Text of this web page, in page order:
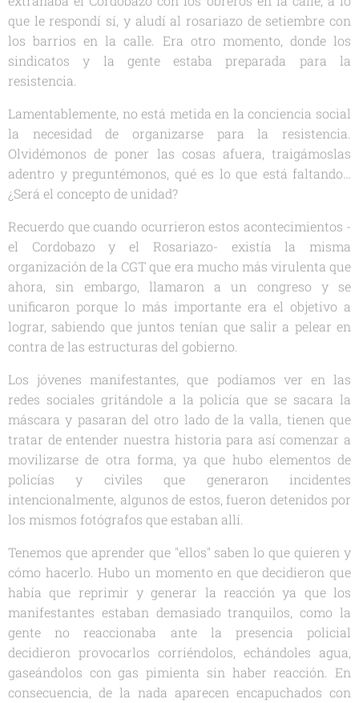
que le respondí sí, y aludí al rosariazo de setiembre con
los barrios en la calle. Era otro momento, donde los
sindicatos y la gente estaba preparada para la
resistencia.
Lamentablemente, no está metida en la conciencia social
la necesidad de organizarse para la resistencia.
Olvidémonos de poner las cosas afuera, traigámoslas
adentro y preguntémonos, qué es lo que está faltando…
¿Será el concepto de unidad?
Recuerdo que cuando ocurrieron estos acontecimientos -
el Cordobazo y el Rosariazo- existía la misma
organización de la CGT que era mucho más virulenta que
ahora, sin embargo, llamaron a un congreso y se
unificaron porque lo más importante era el objetivo a
lograr, sabiendo que juntos tenían que salir a pelear en
contra de las estructuras del gobierno.
Los jóvenes manifestantes, que podíamos ver en las
redes sociales gritándole a la policía que se sacara la
máscara y pasaran del otro lado de la valla, tienen que
tratar de entender nuestra historia para así comenzar a
movilizarse de otra forma, ya que hubo elementos de
policías y civiles que generaron incidentes
intencionalmente, algunos de estos, fueron detenidos por
los mismos fotógrafos que estaban allí.
Tenemos que aprender que "ellos" saben lo que quieren y
cómo hacerlo. Hubo un momento en que decidieron que
había que reprimir y generar la reacción ya que los
manifestantes estaban demasiado tranquilos, como la
gente no reaccionaba ante la presencia policial
decidieron provocarlos corriéndolos, echándoles agua,
gaseándolos con gas pimienta sin haber reacción. En
consecuencia, de la nada aparecen encapuchados con